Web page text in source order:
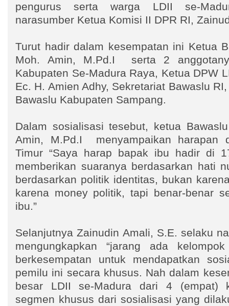
pengurus serta warga LDII se-
narasumber Ketua Komisi II DPR RI,
Turut hadir dalam kesempatan ini Ketua
Moh. Amin, M.Pd.I serta 2
Kabupaten Se-Madura Raya, Ketua DPW
Ec. H. Amien Adhy, Sekretariat Bawaslu
Bawaslu Kabupaten Sampang.
Dalam sosialisasi tesebut, ketua
Amin, M.Pd.I menyampaikan harapan
Timur “Saya harap bapak ibu hadir di
memberikan suaranya berdasarkan hati
berdasarkan politik identitas, bukan
karena money politik, tapi benar-benar
ibu.”
Selanjutnya Zainudin Amali, S.E. selaku
mengungkapkan “jarang ada
berkesempatan untuk mendapatkan
pemilu ini secara khusus. Nah dalam
besar LDII se-Madura dari 4 (empat)
segmen khusus dari sosialisasi yang